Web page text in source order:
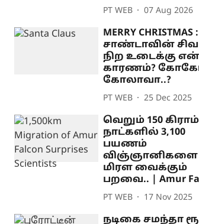
PT WEB 07 Aug 2026
MERRY CHRISTMAS :
சாண்டாவின்
நிற உடைக்கு
காரணம்?
கோலாவா..?
PT WEB 25 Dec 2025
வெறும் 150
நாட்களில் 3,100
பயணம்
விஞ்ஞானிகளை
மிரள வைக்கும்
பறவை.. | Amur
PT WEB 17 Nov 2025
நடிகை சமந்தா